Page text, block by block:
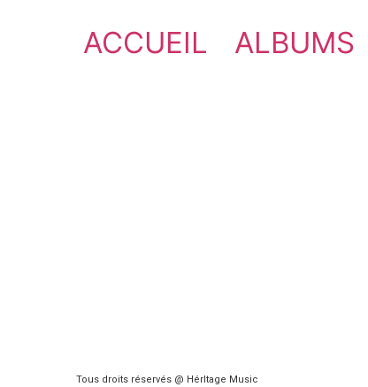
ACCUEIL ALBUMS
Tous droits réservés @ HérItage Music